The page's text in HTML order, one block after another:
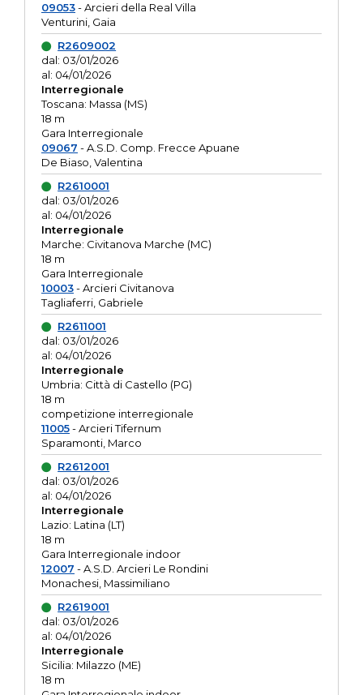
09053- Arcieri della Real Villa
Venturini, Gaia
R2609002
dal: 03/01/2026
al: 04/01/2026
Interregionale
Toscana: Massa (MS)
18 m
Gara Interregionale
09067 - A.S.D. Comp. Frecce Apuane
De Biaso, Valentina
R2610001
dal: 03/01/2026
al: 04/01/2026
Interregionale
Marche: Civitanova Marche (MC)
18 m
Gara Interregionale
10003- Arcieri Civitanova
Tagliaferri, Gabriele
R2611001
dal: 03/01/2026
al: 04/01/2026
Interregionale
Umbria: Città di Castello (PG)
18 m
competizione interregionale
11005- Arcieri Tifernum
Sparamonti, Marco
R2612001
dal: 03/01/2026
al: 04/01/2026
Interregionale
Lazio: Latina (LT)
18 m
Gara Interregionale indoor
12007 - A.S.D. Arcieri Le Rondini
Monachesi, Massimiliano
R2619001
dal: 03/01/2026
al: 04/01/2026
Interregionale
Sicilia: Milazzo (ME)
18 m